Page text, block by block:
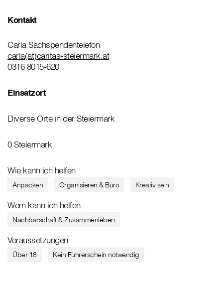
Kontakt
Carla Sachspendentelefon
carla(at)caritas-steiermark.at
0316 8015-620
Einsatzort
Diverse Orte in der Steiermark
0 Steiermark
Wie kann ich helfen
Anpacken Organisieren & Büro Kreativ sein
Wem kann ich helfen
Nachbarschaft & Zusammenleben
Voraussetzungen
Über 18 Kein Führerschein notwendig